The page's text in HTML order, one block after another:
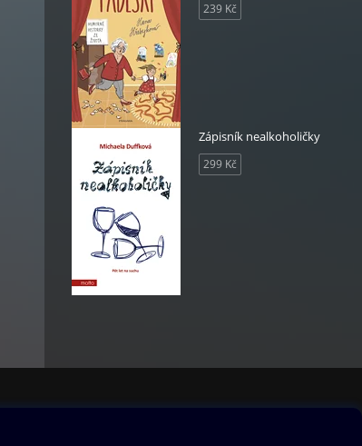
239 Kč
Zápisník nealkoholičky
299 Kč